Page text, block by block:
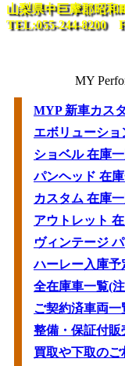
山梨県中巨摩郡昭和
TEL:055-244-8200
MY
MYP 新車カス
エボリューショ
ショベル 在庫
パンヘッド 在
カスタム 在庫
アウトレット
ヴィンテージ
ハーレー入庫予
全在庫車一覧(
ご契約済車両
整備・保証付販
買取や下取のご